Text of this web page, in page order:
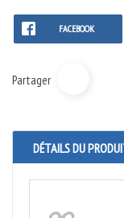
FACEBOOK
Partager
DÉTAILS DU